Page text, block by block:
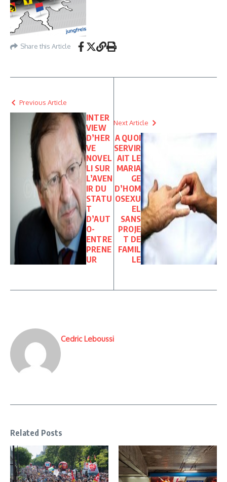
Share this Article
Previous Article
INTER
VIEW
D’HER
VE
NOVEL
LI SUR
L’AVEN
IR DU
STATU
T
D’AUT
O-
ENTRE
PRENE
UR
Next Article
A QUOI
SERVIR
AIT LE
MARIA
GE
D’HOM
OSEXU
EL
SANS
PROJE
T DE
FAMIL
LE
Cedric Leboussi
Related Posts